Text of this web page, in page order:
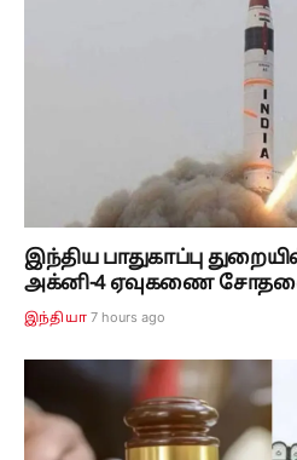
இந்திய பாதுகாப்பு
அக்னி-4 ஏவுகணை
இந்தியா 7 hours ago